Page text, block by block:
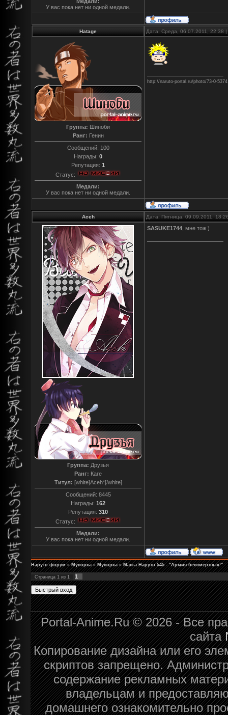
У вас пока нет ни одной медали.
Hatage Дата: Среда, 06.07.2011, 22:38
Группа: Шиноби
Ранг: Генин
Сообщений: 100
Награды: 0
Репутация: 1
Статус:
Медали:
У вас пока нет ни одной медали.
http://naruto-portal.ru/photo/73-0-5374
Aceh Дата: Пятница, 09.09.2011,
Группа: Друзья
Ранг: Каге
Титул: [white]Aceh*[/white]
Сообщений: 8445
Награды: 162
Репутация: 310
Статус:
Медали:
У вас пока нет ни одной медали.
SASUKE1744 , мне тож )
Наруто форум » Мусорка » Мусорка » Манга Наруто 545 - "Армия бессмертных!"
Страница 1 из 1 1
Portal-Anime.Ru © 2026 - Все
сайта
Копирование дизайна или его
скриптов запрещено.
содержание рекламных
владельцам и
домашнего ознакомительно